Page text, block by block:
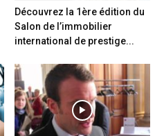
Découvrez la 1ère édition du
Salon de l’immobilier
international de prestige...